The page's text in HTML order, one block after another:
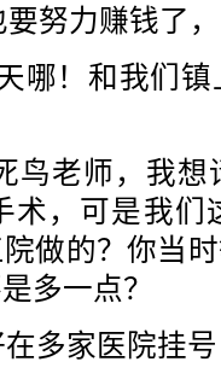
努力赚钱了，
！和我们镇
老师，我想
术，可是我们
做的？你当
多一点？
家医院挂号